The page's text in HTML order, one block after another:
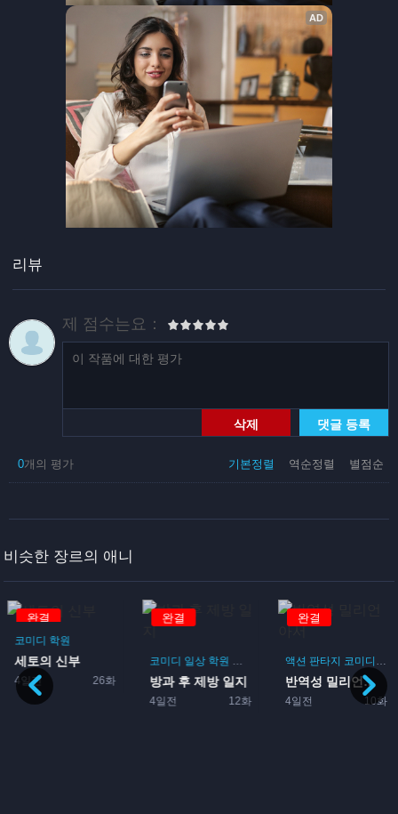
리뷰
제 점수는요：
삭제 댓글 등록
기본정렬 역순정렬 별점순
0개의 평가
비슷한 장르의 애니
임
완결
코미디 학원
세토의 신부
4일전 26화
완결
코미디 일상 학원 드라마 부활동
방과 후 제방 일지
4일전 12화
완결
액션 판타지 코미디 모
반역성 밀리언아서
4일전 10화